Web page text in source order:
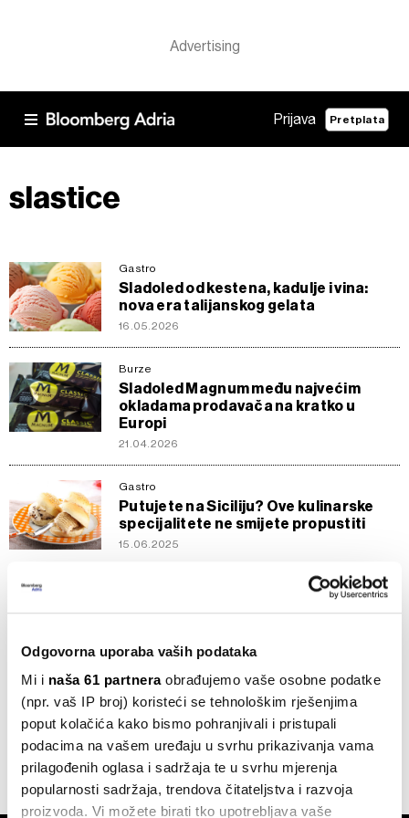
Odgovorna uporaba vaših podataka
Mi i naša 61 partneraobrađujemo vaše osobne podatke
(npr. vaš IP broj) koristeći se tehnološkim rješenjima
poput kolačića kako bismo pohranjivali i pristupali
podacima na vašem uređaju u svrhu prikazivanja vama
prilagođenih oglasa i sadržaja te u svrhu mjerenja
popularnosti sadržaja, trendova čitateljstva i razvoja
proizvoda. Vi možete birati tko upotrebljava vaše
Prijava Pretplata
slastice
Gastro
Sladoled od kestena, kadulje i vina:
nova era talijanskog gelata
16.05.2026
Burze
Sladoled Magnum među najvećim
okladama prodavača na kratko u
Europi
21.04.2026
Gastro
Putujete na Siciliju? Ove kulinarske
specijalitete ne smijete propustiti
15.06.2025
25.08.2023
Gastro
Pet mjesta gdje ćete pojesti najbolje
baklave u Sarajevu
19.08.2023